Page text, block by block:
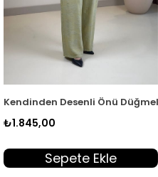
Mürdüm KADO 263170
ve Pantolon Kadın İkili
Kendinden Desenli Önü
₺1.845,00
Sepete Ekle